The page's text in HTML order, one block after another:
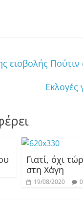
εισβολής
Εκλογές
Γιατί, όχι
στη Χάγη
19/08/2020 0